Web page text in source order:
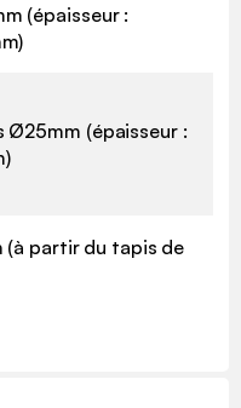
(épaisseur :
Ø25mm (épaisseur :
(à partir du tapis de